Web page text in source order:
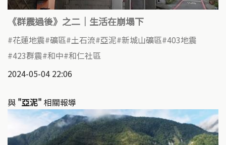
《群震過後》之二｜生活在崩塌下
花蓮地震 礦區 土石流 亞泥 新城山礦區 403地震
423群震 和中 和仁社區
2024-05-04 22:06
與 "亞泥" 相關報導